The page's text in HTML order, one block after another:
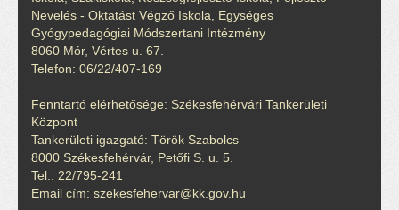
Nevelés - Oktatást Végző Iskola, Egységes
Gyógypedagógiai Módszertani Intézmény
8060 Mór, Vértes u. 67.
Telefon: 06/22/407-169
Fenntartó elérhetősége: Székesfehérvári Tankerületi
Központ
Tankerületi igazgató: Török Szabolcs
8000 Székesfehérvár, Petőfi S. u. 5.
Tel.: 22/795-241
Email cím: szekesfehervar@kk.gov.hu